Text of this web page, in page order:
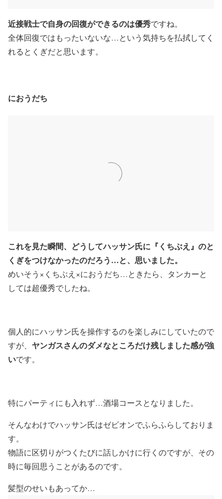
近接戦士で自身の回復ができるのは優秀ですね。
全体回復ではもったいないな…という気持ちを払拭してく
れるとくぎだと思います。
におうだち
これを見た瞬間、どうしてハッサン氏に『くちぶえ』のと
くぎをつけなかったのだろう…と、思いました。
めいそう×くちぶえ×におうだち…ときたら、タンカーと
しては超優秀でしたね。
個人的にハッサン氏を操作するのを楽しみにしていたので
すが、 ヤンガスさんのダメなところだけ残しました感が強
いです。
特にパーティにも入れず…酒場コースとなりました。
そんなわけでハッサン氏はゼビオンでふらふらしておりま
す。
物語に区切りがつくたびに話しかけに行くのですが、その
時に毎回思うことがあるのです。
髪型のせいもあってか…